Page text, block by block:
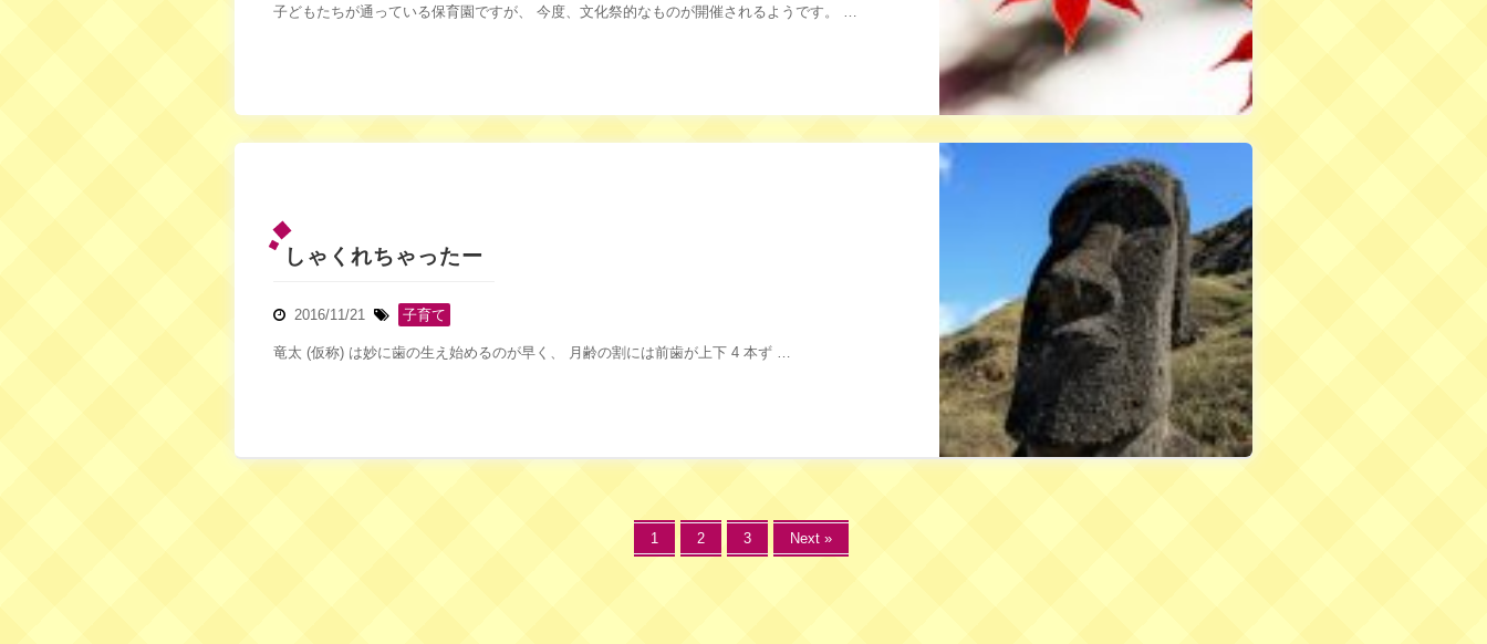
子どもたちが通っている保育園ですが、 今度、文化祭的なものが開催されるようです。 …
しゃくれちゃったー
子育て
竜太 (仮称) は妙に歯の生え始めるのが早く、 月齢の割には前歯が上下 4 本ず …
1 2 3 Next »